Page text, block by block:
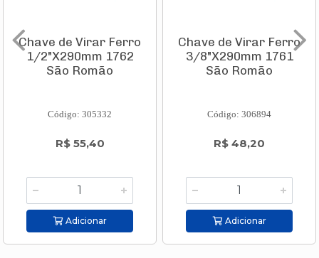
Chave de Virar Ferro
1/2"X290mm 1762
São Romão
Código: 305332
R$ 55,40
Adicionar
Chave de Virar Ferro
3/8"X290mm 1761
São Romão
Código: 306894
R$ 48,20
Adicionar